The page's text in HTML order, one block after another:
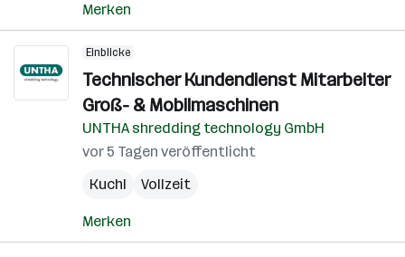
Merken
Einblicke
Technischer Kundendienst Mitarbeiter
Groß- & Mobilmaschinen
UNTHA shredding technology GmbH
vor 5 Tagen veröffentlicht
Kuchl
Vollzeit
Merken